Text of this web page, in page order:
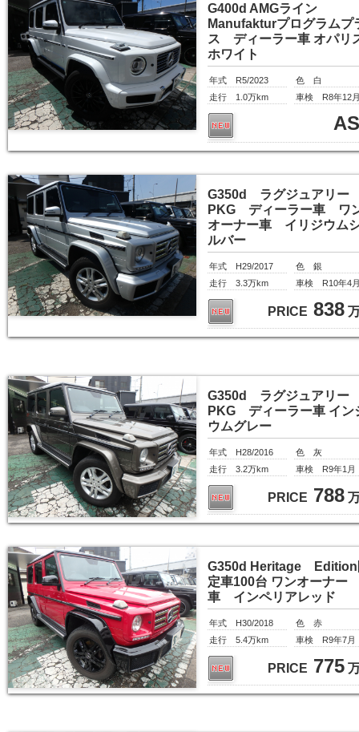
G400d AMGライン
Manufakturプログラムプ
ス ディーラー車 オパリ
ホワイト
年式 R5/2023
走行 1.0万km
色 白
車検 R8年12
G350d ラグジュアリー
PKG ディーラー車 ワ
オーナー車 イリジウム
ルバー
年式 H29/2017
走行 3.3万km
色 銀
車検 R10年4
PRICE 838
G350d ラグジュアリー
PKG ディーラー車 イン
ウムグレー
年式 H28/2016
走行 3.2万km
色 灰
車検 R9年1月
PRICE 788
G350d Heritage Edition
定車100台 ワンオーナー
車 インペリアレッド
年式 H30/2018
走行 5.4万km
色 赤
車検 R9年7月
PRICE 775